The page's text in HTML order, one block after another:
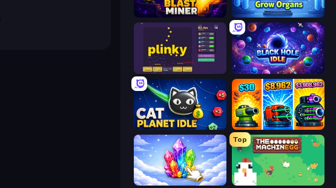
Blast Miner Human Clicker: Grow Organs
Plinky Black Hole Idle
Cat Planet Idle Pumpkin Defense: Merge Cannon
Crystalia Idle Clicker
Top
The MachinEGG